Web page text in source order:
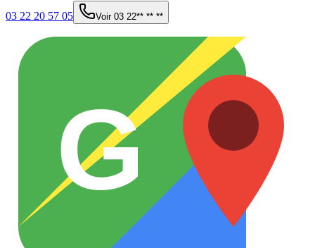
03 22 20 57 05
Voir 03 22** ** **
G